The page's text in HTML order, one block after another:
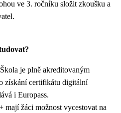
ve 3. ročníku složit zkoušku a
je plně akreditovaným
získání certifikátu digitální
i Europass.
mají žáci možnost vycestovat na